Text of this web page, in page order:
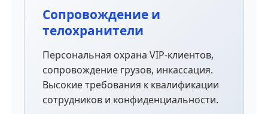
Сопровождение и
телохранители
Персональная охрана VIP-клиентов,
сопровождение грузов, инкассация.
Высокие требования к квалификации
сотрудников и конфиденциальности.